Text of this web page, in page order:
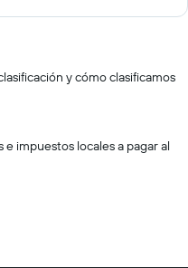
y cómo clasificamos
impuestos locales a pagar al